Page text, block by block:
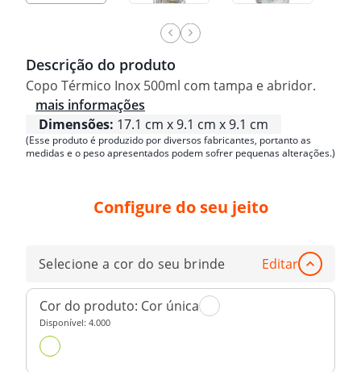
Descrição do produto
Copo Térmico Inox 500ml com tampa e abridor.
mais informações
Dimensões: 17.1 cm x 9.1 cm x 9.1 cm
(Esse produto é produzido por diversos fabricantes, portanto as
medidas e o peso apresentados podem sofrer pequenas alterações.)
Configure do seu jeito
Selecione a cor do seu brinde Editar
Cor do produto: Cor única
Disponível: 4.000